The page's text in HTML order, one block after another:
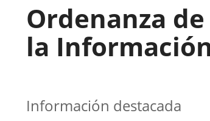
Ordenanza
la
Información destacada